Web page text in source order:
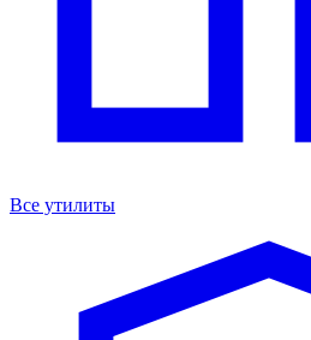
Все утилиты